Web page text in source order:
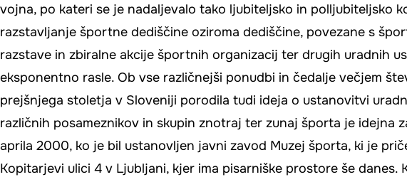
vojna, po kateri se je nadaljevalo tako ljubiteljsko in polljubiteljsko
razstavljanje športne dediščine oziroma dediščine, povezane s
razstave in zbiralne akcije športnih organizacij ter drugih uradnih
eksponentno rasle. Ob vse različnejši ponudbi in čedalje večjem
prejšnjega stoletja v Sloveniji porodila tudi ideja o ustanovitvi
različnih posameznikov in skupin znotraj ter zunaj športa je idejna
aprila 2000, ko je bil ustanovljen javni zavod Muzej športa, ki je
Kopitarjevi ulici 4 v Ljubljani, kjer ima pisarniške prostore še danes.